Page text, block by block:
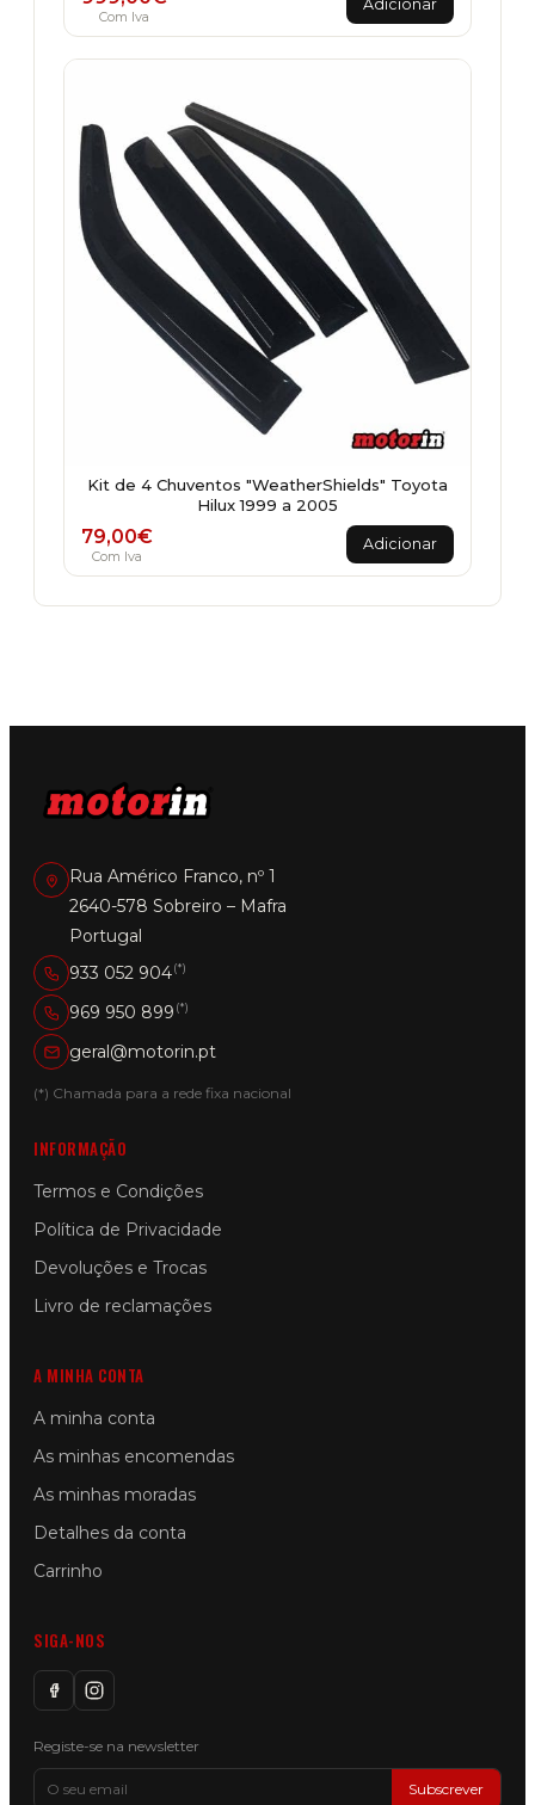
Com Iva
Adicionar
Kit de 4 Chuventos "WeatherShields" Toyota
Hilux 1999 a 2005
79,00€
Com Iva
Adicionar
Rua Américo Franco, nº 1
2640-578 Sobreiro – Mafra
Portugal
933 052 904(*)
969 950 899 (*)
geral@motorin.pt
(*) Chamada para a rede fixa nacional
INFORMAÇÃO
Termos e Condições
Política de Privacidade
Devoluções e Trocas
Livro de reclamações
A MINHA CONTA
A minha conta
As minhas encomendas
As minhas moradas
Detalhes da conta
Carrinho
SIGA-NOS
Registe-se na newsletter
Subscrever